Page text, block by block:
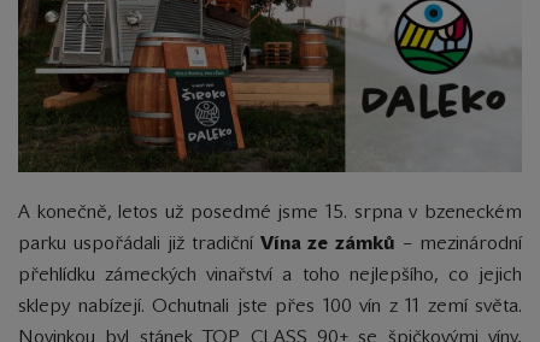
A konečně, letos už posedmé jsme 15. srpna v bzeneckém
parku uspořádali již tradiční Vína ze zámků – mezinárodní
přehlídku zámeckých vinařství a toho nejlepšího, co jejich
sklepy nabízejí. Ochutnali jste přes 100 vín z 11 zemí světa.
Novinkou byl stánek TOP CLASS 90+ se špičkovými víny,